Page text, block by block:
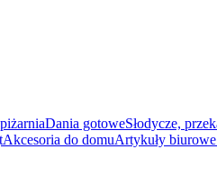
Dania gotoweSłodycze,
Akcesoria do domuArtykuły